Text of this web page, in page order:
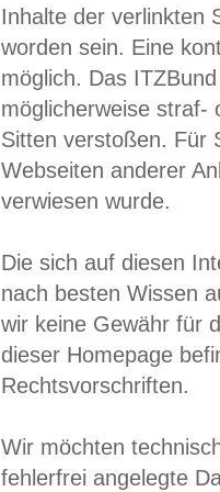
Inhalte der verlinkten
worden sein. Eine
möglich. Das
möglicherweise straf-
Sitten verstoßen. Für
Webseiten anderer
verwiesen wurde.
Die sich auf diesen
nach besten Wissen
wir keine Gewähr für
dieser Homepage
Rechtsvorschriften.
Wir möchten
fehlerfrei angelegte